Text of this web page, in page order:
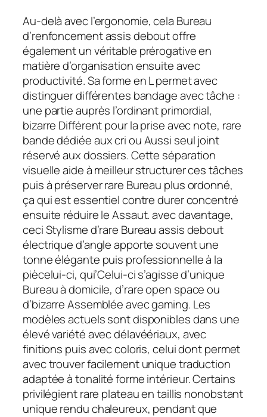
Au-delà avec l’ergonomie, cela Bureau
d’renfoncement assis debout offre
également un véritable prérogative en
matière d’organisation ensuite avec
productivité. Sa forme en L permet avec
distinguer différentes bandage avec tâche :
une partie auprès l’ordinant primordial,
bizarre Différent pour la prise avec note, rare
bande dédiée aux cri ou Aussi seul joint
réservé aux dossiers. Cette séparation
visuelle aide à meilleur structurer ces tâches
puis à préserver rare Bureau plus ordonné,
ça qui est essentiel contre durer concentré
ensuite réduire le Assaut. avec davantage,
ceci Stylisme d’rare Bureau assis debout
électrique d’angle apporte souvent une
tonne élégante puis professionnelle à la
piècelui-ci, qui’Celui-ci s’agisse d’unique
Bureau à domicile, d’rare open space ou
d’bizarre Assemblée avec gaming. Les
modèles actuels sont disponibles dans une
élevé variété avec délavéériaux, avec
finitions puis avec coloris, celui dont permet
avec trouver facilement unique traduction
adaptée à tonalité forme intérieur. Certains
privilégient rare plateau en taillis nonobstant
unique rendu chaleureux, pendant que